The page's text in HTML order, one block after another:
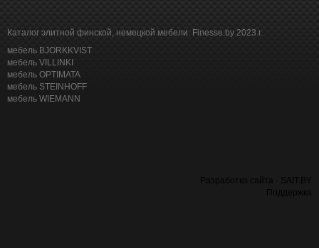
Каталог элитной финской, немецкой мебели. Finesse.by 2023 г.
мебель BJORKKVIST
мебель VILLINKI
мебель OPTIMATA
мебель STEINHOFF
мебель WIEMANN
Разработка сайта - SAIT.BY
Поддержка